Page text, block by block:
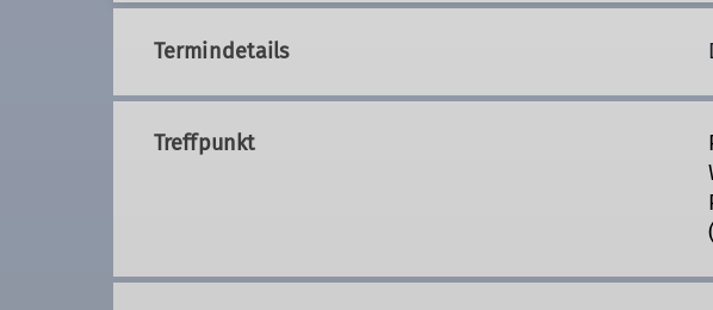
Termindetails
Treffpunkt